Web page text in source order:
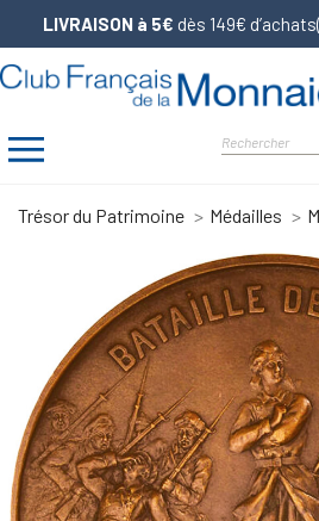
LIVRAISON à 5€ dès 149€
Trésor du Patrimoine Médailles